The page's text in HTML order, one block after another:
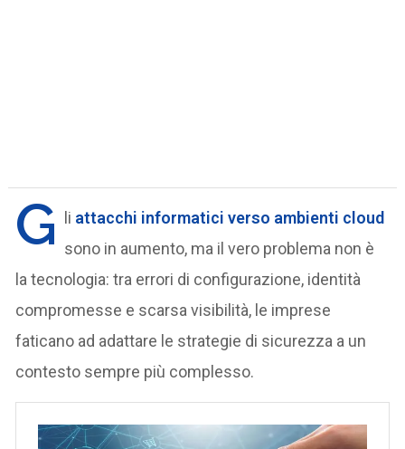
G li attacchi informatici verso ambienti cloud
sono in aumento, ma il vero problema non è
la tecnologia: tra errori di configurazione, identità
compromesse e scarsa visibilità, le imprese
faticano ad adattare le strategie di sicurezza a un
contesto sempre più complesso.